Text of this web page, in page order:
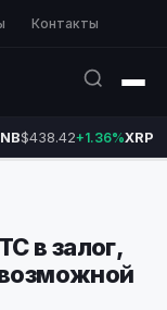
Контакты
$438.42+1.36%XRP
в залог,